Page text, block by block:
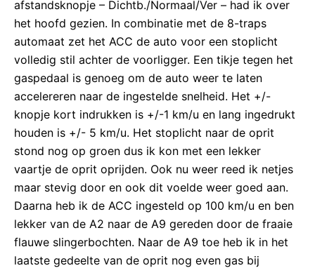
afstandsknopje – Dichtb./Normaal/Ver – had ik over
het hoofd gezien. In combinatie met de 8-traps
automaat zet het ACC de auto voor een stoplicht
volledig stil achter de voorligger. Een tikje tegen het
gaspedaal is genoeg om de auto weer te laten
accelereren naar de ingestelde snelheid. Het +/-
knopje kort indrukken is +/-1 km/u en lang ingedrukt
houden is +/- 5 km/u. Het stoplicht naar de oprit
stond nog op groen dus ik kon met een lekker
vaartje de oprit oprijden. Ook nu weer reed ik netjes
maar stevig door en ook dit voelde weer goed aan.
Daarna heb ik de ACC ingesteld op 100 km/u en ben
lekker van de A2 naar de A9 gereden door de fraaie
flauwe slingerbochten. Naar de A9 toe heb ik in het
laatste gedeelte van de oprit nog even gas bij